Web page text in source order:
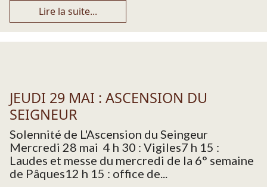
Lire la suite...
JEUDI 29 MAI : ASCENSION DU
SEIGNEUR
Solennité de L'Ascension du Seingeur
Mercredi 28 mai 4 h 30 : Vigiles7 h 15 :
Laudes et messe du mercredi de la 6° semaine
de Pâques12 h 15 : office de...